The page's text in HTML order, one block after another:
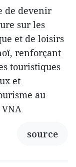
de devenir
sur les
et de loisirs
renforçant
touristiques
et
au
source